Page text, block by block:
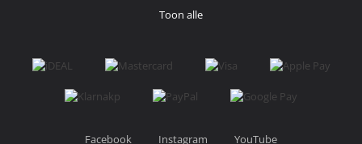
Toon alle
Facebook Instagram YouTube